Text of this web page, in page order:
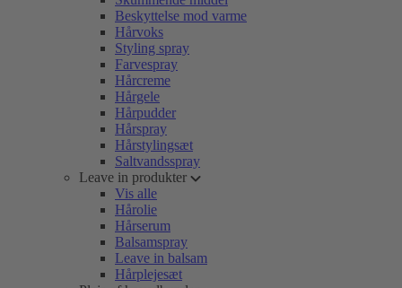
Beskyttelse mod varme
Hårvoks
Styling spray
Farvespray
Hårcreme
Hårgele
Hårpudder
Hårspray
Hårstylingsæt
Saltvandsspray
Leave in produkter
Vis alle
Hårolie
Hårserum
Balsamspray
Leave in balsam
Hårplejesæt